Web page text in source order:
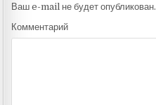
Ваш e-mail не будет опубликован.
Комментарий